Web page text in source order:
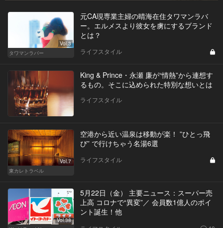
Vol.3
タワマンラバー
元CA現専業主婦の晴海在住タワマンラバ
ー。エルメスより彼女を虜にするブランド
とは？
ライフスタイル
King & Prince・永瀬 廉が“情熱”から連想す
るもの。そこに込められた特別な想いとは
ライフスタイル
Vol.7
東カレトラベル
空港から近い温泉は移動が楽！ ”ひとっ飛
び” で行けちゃう名湯6選
ライフスタイル
Vol.38
5月22日（金） 主要ニュース：スーパー売
上高 コロナで“異変”／ 会員数1億人のポイ
ント誕生！他